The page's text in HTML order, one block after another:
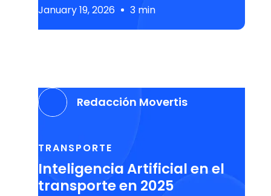
January 19, 2026 3 min
Redacción Movertis
TRANSPORTE
Inteligencia Artificial en el
transporte en 2025